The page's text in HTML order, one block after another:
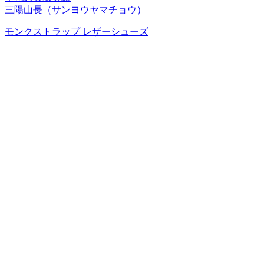
三陽山長（サンヨウヤマチョウ）
モンクストラップ レザーシューズ